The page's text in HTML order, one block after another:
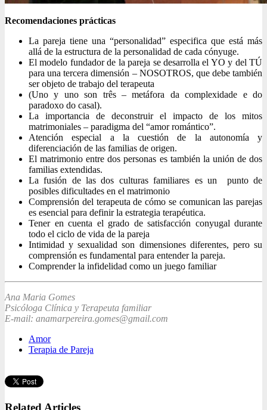
Recomendaciones prácticas
La pareja tiene una “personalidad” especifica que está más
allá de la estructura de la personalidad de cada cónyuge.
El modelo fundador de la pareja se desarrolla el YO y del TÚ
para una tercera dimensión – NOSOTROS, que debe también
ser objeto de trabajo del terapeuta
(Uno y uno son três – metáfora da complexidade e do
paradoxo do casal).
La importancia de deconstruir el impacto de los mitos
matrimoniales – paradigma del “amor romántico”.
Atención especial a la cuestión de la autonomía y
diferenciación de las familias de origen.
El matrimonio entre dos personas es también la unión de dos
familias extendidas.
La fusión de las dos culturas familiares es un punto de
posibles dificultades en el matrimonio
Comprensión del terapeuta de cómo se comunican las parejas
es esencial para definir la estrategia terapéutica.
Tener en cuenta el grado de satisfacción conyugal durante
todo el ciclo de vida de la pareja
Intimidad y sexualidad son dimensiones diferentes, pero su
comprensión es fundamental para entender la pareja.
Comprender la infidelidad como un juego familiar
Ana Maria Gomes
Psicóloga Clínica y Terapeuta familiar
E-mail: anamarpereira.gomes@gmail.com
Amor
Terapia de Pareja
Related Articles